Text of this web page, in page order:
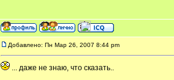
Добавлено: Пн Мар 26, 2007 8:44 pm
... даже не знаю, что сказать..